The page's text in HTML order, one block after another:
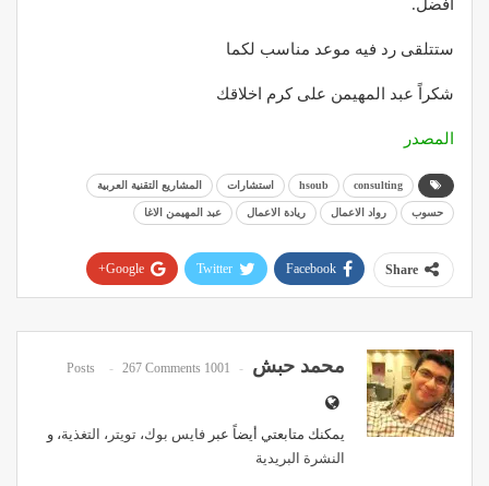
أفضل.
ستتلقى رد فيه موعد مناسب لكما
شكراً عبد المهيمن على كرم اخلاقك
المصدر
consulting
hsoub استشارات المشاريع التقنية العربية
حسوب رواد الاعمال ريادة الاعمال عبد المهيمن الاغا
Share
Facebook
Twitter
Google+
محمد حبش 1001 Posts
267 Comments
يمكنك متابعتي أيضاً عبر فايس بوك، تويتر ، التغذية، و
النشرة البريدية